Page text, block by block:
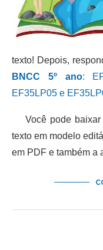
texto! Depois,
BNCC 5º ano:
EF35LP05 e
Você pode baixar
texto em modelo
em PDF e também a